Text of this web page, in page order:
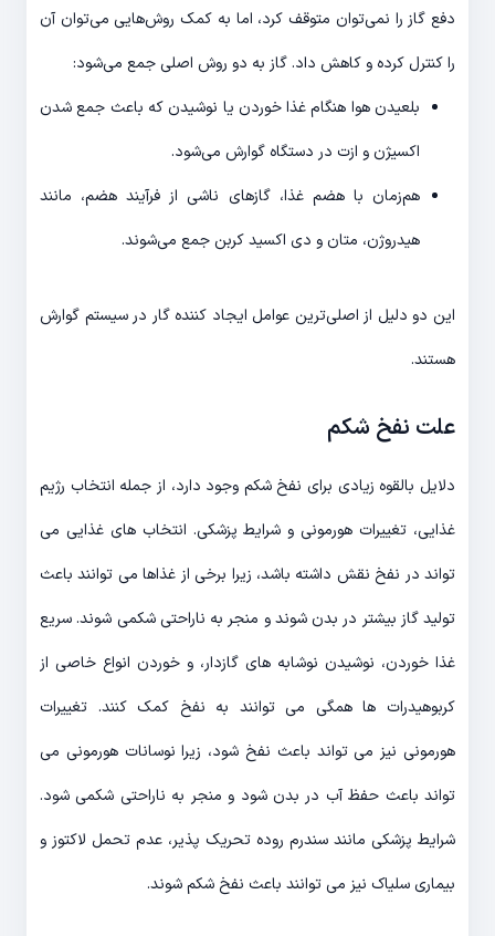
دفع گاز را نمی­‌توان متوقف کرد، اما به کمک روش­‌هایی می‌­توان آن
را کنترل کرده و کاهش داد. گاز به دو روش اصلی جمع می­‌شود:
بلعیدن هوا هنگام غذا خوردن یا نوشیدن که باعث جمع شدن
اکسیژن و ازت در دستگاه گوارش می‌­شود.
هم‌زمان با هضم غذا، گازهای ناشی از فرآیند هضم، مانند
هیدروژن، متان و دی اکسید کربن جمع می‌­شوند.
این دو دلیل از اصلی­‌ترین عوامل ایجاد کننده گار در سیستم گوارش
هستند.
علت نفخ شکم
دلایل بالقوه زیادی برای نفخ شکم وجود دارد، از جمله انتخاب رژیم
غذایی، تغییرات هورمونی و شرایط پزشکی. انتخاب های غذایی می
تواند در نفخ نقش داشته باشد، زیرا برخی از غذاها می توانند باعث
تولید گاز بیشتر در بدن شوند و منجر به ناراحتی شکمی شوند. سریع
غذا خوردن، نوشیدن نوشابه های گازدار، و خوردن انواع خاصی از
کربوهیدرات ها همگی می توانند به نفخ کمک کنند. تغییرات
هورمونی نیز می تواند باعث نفخ شود، زیرا نوسانات هورمونی می
تواند باعث حفظ آب در بدن شود و منجر به ناراحتی شکمی شود.
شرایط پزشکی مانند سندرم روده تحریک پذیر، عدم تحمل لاکتوز و
بیماری سلیاک نیز می توانند باعث نفخ شکم شوند.